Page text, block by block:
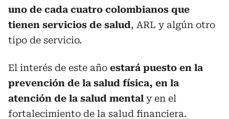
uno de cada cuatro colombianos que
tienen servicios de salud, ARL y algún otro
tipo de servicio.
El interés de este año estará puesto en la
prevención de la salud física, en la
atención de la salud mental y en el
fortalecimiento de la salud financiera.